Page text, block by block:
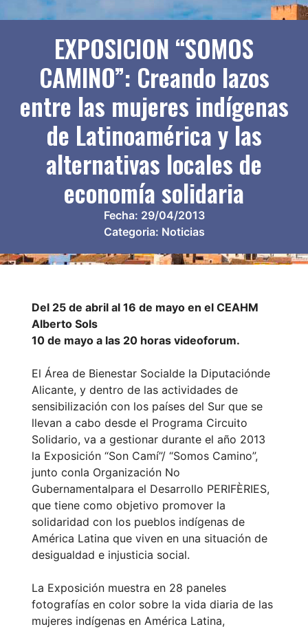
EXPOSICION “SOMOS
CAMINO”: Creando lazos
entre las mujeres indígenas
de Latinoamérica y las
alternativas locales de
economía solidaria
Fecha: 29/04/2013
Categoria: Noticias
Del 25 de abril al 16 de mayo en el CEAHM
Alberto Sols
10 de mayo a las 20 horas videoforum.
El Área de Bienestar Socialde la Diputaciónde
Alicante, y dentro de las actividades de
sensibilización con los países del Sur que se
llevan a cabo desde el Programa Circuito
Solidario, va a gestionar durante el año 2013
la Exposición “Son Camí”/ “Somos Camino”,
junto conla Organización No
Gubernamentalpara el Desarrollo PERIFÈRIES,
que tiene como objetivo promover la
solidaridad con los pueblos indígenas de
América Latina que viven en una situación de
desigualdad e injusticia social.
La Exposición muestra en 28 paneles
fotografías en color sobre la vida diaria de las
mujeres indígenas en América Latina,